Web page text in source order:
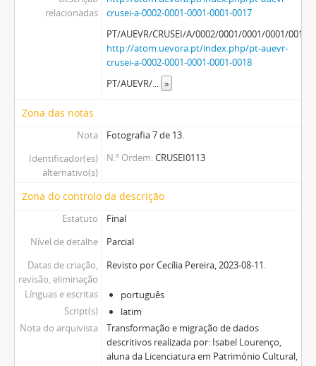
relacionadas
crusei-a-0002-0001-0001-0001-0017
PT/AUEVR/CRUSEI/A/0002/0001/0001/0001/0018
http://atom.uevora.pt/index.php/pt-auevr-
crusei-a-0002-0001-0001-0001-0018
PT/AUEVR/... »
Zona das notas
Nota
Fotografia 7 de 13.
Identificador(es)
alternativo(s)
N.º Ordem CRUSEI0113
Zona do controlo da descrição
Estatuto
Final
Nível de detalhe
Parcial
Datas de criação,
revisão, eliminação
Revisto por Cecília Pereira, 2023-08-11.
Línguas e escritas
português
Script(s)
latim
Nota do arquivista
Transformação e migração de dados
descritivos realizada por: Isabel Lourenço,
aluna da Licenciatura em Património Cultural,